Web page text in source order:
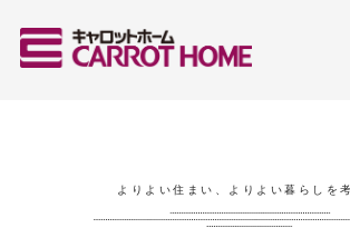
よりよい住まい、よりよい暮らしを